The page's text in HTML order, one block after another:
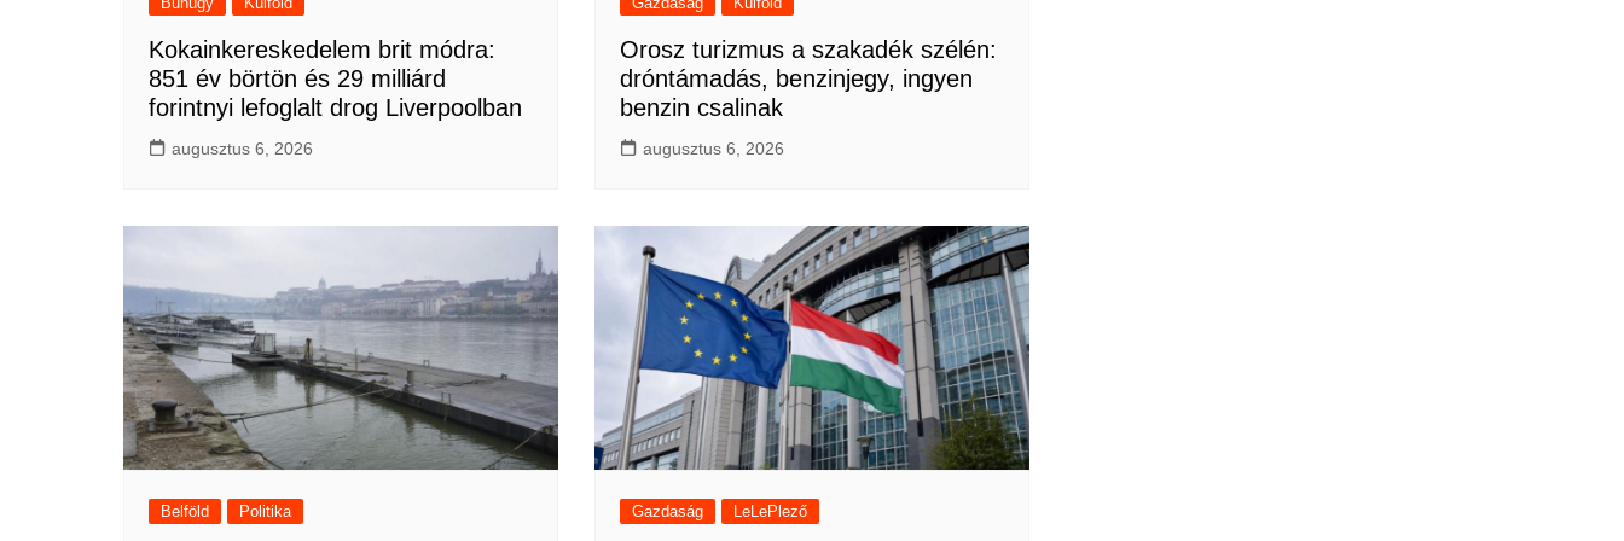
Kokainkereskedelem brit módra:
851 év börtön és 29 milliárd
forintnyi lefoglalt drog Liverpoolban
augusztus 6, 2026
Orosz turizmus a szakadék szélén:
dróntámadás, benzinjegy, ingyen
benzin csalinak
augusztus 6, 2026
Belföld Politika Gazdaság LeLePlező